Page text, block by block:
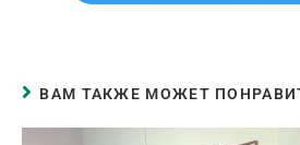
ВАМ ТАКЖЕ МОЖЕТ